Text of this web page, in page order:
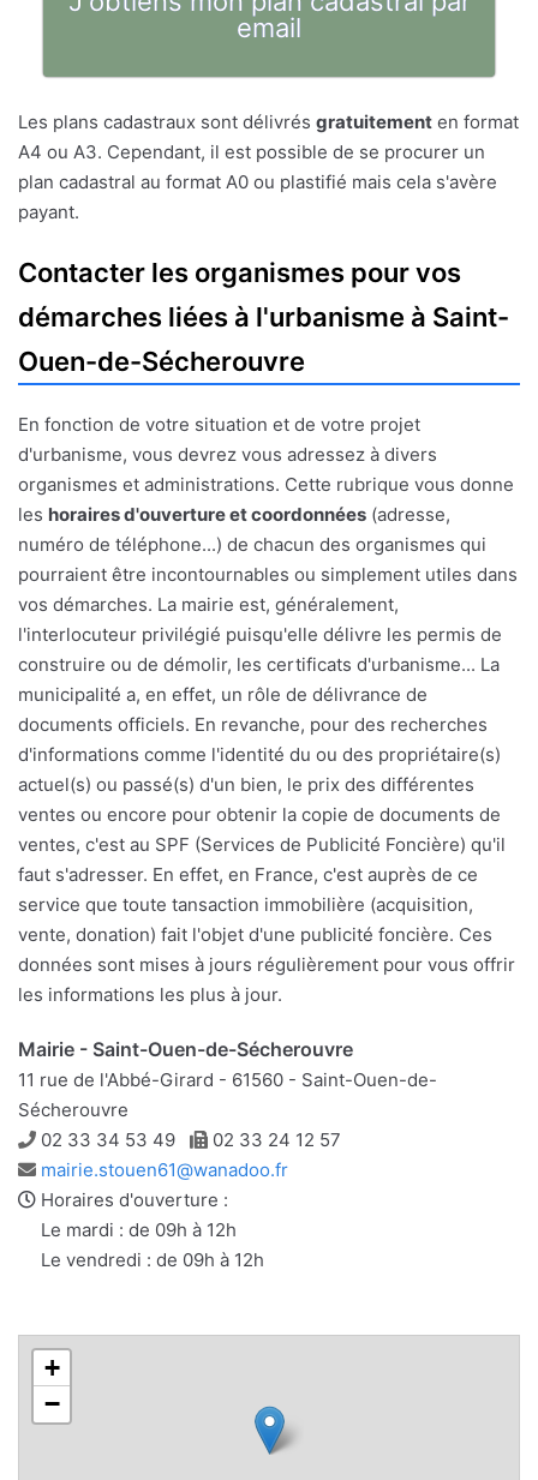
email
Les plans cadastraux sont délivrés gratuitement en format
A4 ou A3. Cependant, il est possible de se procurer un
plan cadastral au format A0 ou plastifié mais cela s'avère
payant.
Contacter les organismes pour vos
démarches liées à l'urbanisme à Saint-
Ouen-de-Sécherouvre
En fonction de votre situation et de votre projet
d'urbanisme, vous devrez vous adressez à divers
organismes et administrations. Cette rubrique vous donne
les horaires d'ouverture et coordonnées (adresse,
numéro de téléphone...) de chacun des organismes qui
pourraient être incontournables ou simplement utiles dans
vos démarches. La mairie est, généralement,
l'interlocuteur privilégié puisqu'elle délivre les permis de
construire ou de démolir, les certificats d'urbanisme... La
municipalité a, en effet, un rôle de délivrance de
documents officiels. En revanche, pour des recherches
d'informations comme l'identité du ou des propriétaire(s)
actuel(s) ou passé(s) d'un bien, le prix des différentes
ventes ou encore pour obtenir la copie de documents de
ventes, c'est au SPF (Services de Publicité Foncière) qu'il
faut s'adresser. En effet, en France, c'est auprès de ce
service que toute tansaction immobilière (acquisition,
vente, donation) fait l'objet d'une publicité foncière. Ces
données sont mises à jours régulièrement pour vous offrir
les informations les plus à jour.
Mairie - Saint-Ouen-de-Sécherouvre
11 rue de l'Abbé-Girard - 61560 - Saint-Ouen-de-
Sécherouvre
Téléphone
02 33 34 53 49 Télécopie
02 33 24 12 57
Adresse
e-
mail
mairie.stouen61@wanadoo.fr
Horaires d'ouverture :
Le mardi : de 09h à 12h
Le vendredi : de 09h à 12h
+
−